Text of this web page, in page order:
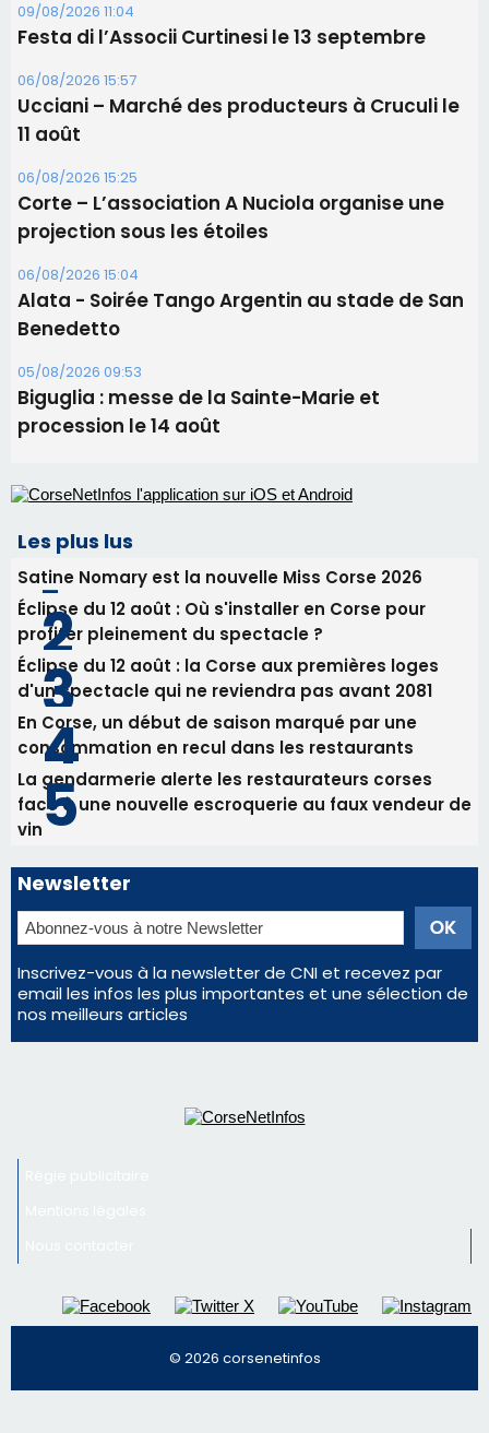
09/08/2026 11:04
Festa di l’Associi Curtinesi le 13 septembre
06/08/2026 15:57
Ucciani – Marché des producteurs à Cruculi le
11 août
06/08/2026 15:25
Corte – L’association A Nuciola organise une
projection sous les étoiles
06/08/2026 15:04
Alata - Soirée Tango Argentin au stade de San
Benedetto
05/08/2026 09:53
Biguglia : messe de la Sainte-Marie et
procession le 14 août
Les plus lus
Satine Nomary est la nouvelle Miss Corse 2026
Éclipse du 12 août : Où s'installer en Corse pour
profiter pleinement du spectacle ?
Éclipse du 12 août : la Corse aux premières loges
d'un spectacle qui ne reviendra pas avant 2081
En Corse, un début de saison marqué par une
consommation en recul dans les restaurants
La gendarmerie alerte les restaurateurs corses
face à une nouvelle escroquerie au faux vendeur de
vin
Newsletter
Inscrivez-vous à la newsletter de CNI et recevez par
email les infos les plus importantes et une sélection de
nos meilleurs articles
© 2026 corsenetinfos